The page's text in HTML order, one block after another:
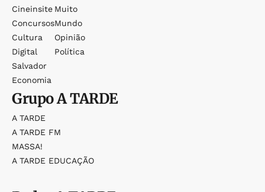
Cineinsite
Concursos
Cultura
Digital
Salvador
Economia
Muito
Mundo
Opinião
Política
GrupoA TARDE
A TARDE
A TARDE FM
MASSA!
A TARDE EDUCAÇÃO